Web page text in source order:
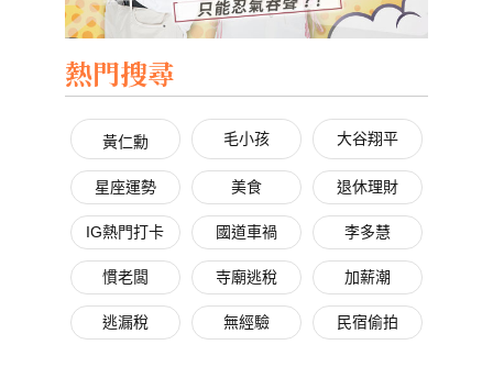
熱門搜尋
黃仁勳 毛小孩 大谷翔平
星座運勢 美食 退休理財
IG熱門打卡 國道車禍 李多慧
慣老闆 寺廟逃稅 加薪潮
逃漏稅 無經驗 民宿偷拍